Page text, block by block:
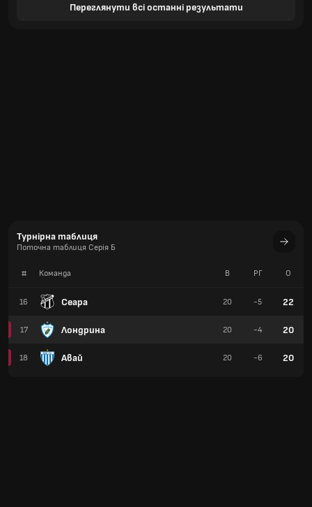
Переглянути всі останні результати
Турнірна таблиця
Поточна таблиця Серія Б
# Команда
16 Сеара
17 Лондрина
18 Авай
В РГ О
20 -5 22
20 -4 20
20 -6 20